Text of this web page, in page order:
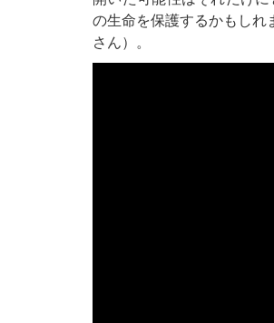
の生命を保護するかもし
さん）。